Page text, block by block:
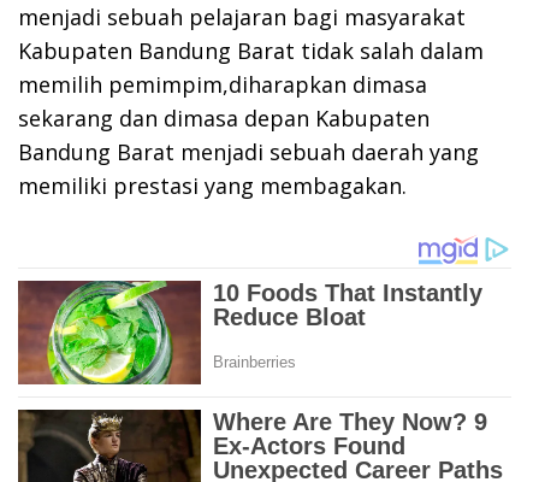
menjadi sebuah pelajaran bagi masyarakat
Kabupaten Bandung Barat tidak salah dalam
memilih pemimpim,diharapkan dimasa
sekarang dan dimasa depan Kabupaten
Bandung Barat menjadi sebuah daerah yang
memiliki prestasi yang membagakan.